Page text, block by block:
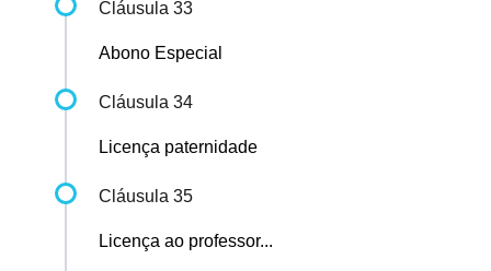
Cláusula 33
Abono Especial
Cláusula 34
Licença paternidade
Cláusula 35
Licença ao professor...